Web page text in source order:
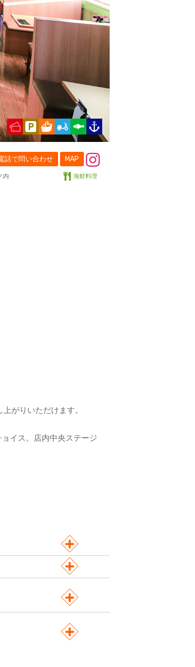
話で問い合わせ MAP
内 海鮮料理
がりいただけます。
イス。店内中央ステージ